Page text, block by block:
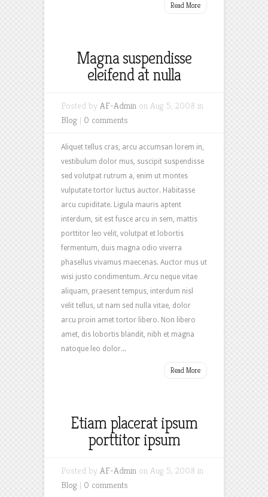
Read More
Magna suspendisse
eleifend at nulla
Posted by AF-Admin on Aug 5, 2008 in
Blog | 0 comments
Aliquet tellus cras, arcu accumsan lorem in,
vestibulum dolor mus, suscipit suspendisse
sed volutpat rutrum a, enim ut montes
vulputate tortor luctus auctor. Habitasse
arcu cupiditate. Ligula mauris aptent
interdum, sit est fusce arcu in sem, mattis
porttitor leo velit, volutpat et lobortis
fermentum, duis magna odio viverra
phasellus vivamus maecenas. Auctor mus ut
wisi justo condimentum. Arcu neque vitae
aliquam, praesent tempus, interdum nisl
velit tellus, ut nam sed nulla vitae, dolor
arcu proin amet tortor libero. Non libero
amet, dis lobortis blandit, nibh et magna
natoque leo dolor...
Read More
Etiam placerat ipsum
porttitor ipsum
Posted by AF-Admin on Aug 5, 2008 in
Blog | 0 comments